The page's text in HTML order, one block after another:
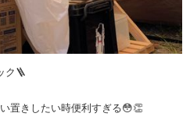
ク🪜
置きしたい時便利すぎる😳👏